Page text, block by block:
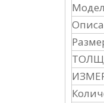
ТОЛЩ